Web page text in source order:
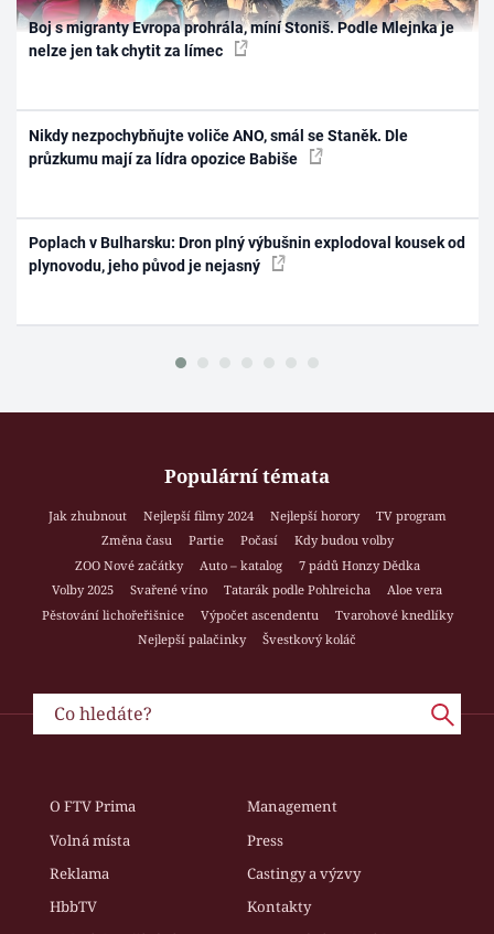
Boj s migranty Evropa prohrála, míní Stoniš. Podle Mlejnka je
nelze jen tak chytit za límec
Nikdy nezpochybňujte voliče ANO, smál se Staněk. Dle
průzkumu mají za lídra opozice Babiše
Poplach v Bulharsku: Dron plný výbušnin explodoval kousek od
plynovodu, jeho původ je nejasný
Populární témata
Jak zhubnout Nejlepší filmy 2024 Nejlepší horory
TV program
Změna času
Partie Počasí
Kdy budou volby
ZOO Nové začátky
Auto – katalog
7 pádů Honzy Dědka
Volby 2025
Svařené víno Tatarák podle Pohlreicha
Aloe vera
Pěstování lichořeřišnice
Výpočet ascendentu
Tvarohové knedlíky
Nejlepší palačinky
Švestkový koláč
O FTV Prima
Management
Volná místa
Press
Reklama
Castingy a výzvy
HbbTV
Kontakty